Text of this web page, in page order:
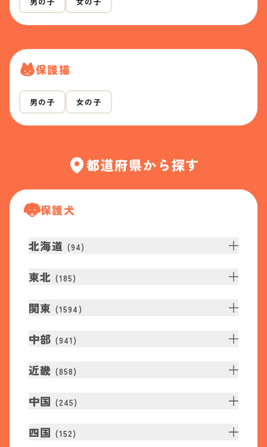
保護猫
男の子 女の子
都道府県から探す
保護犬
北海道 (94)
東北 (185)
関東 (1594 )
中部 (941 )
近畿 (858)
中国 (245)
四国 (152)